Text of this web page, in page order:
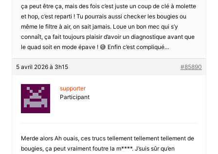
ça peut être ça, mais des fois c’est juste un coup de clé à molette
et hop, c’est reparti ! Tu pourrais aussi checker les bougies ou
même le filtre à air, on sait jamais. Loue un bon mec qui s’y
connaît, ça fait toujours plaisir d’avoir un diagnostique avant que
le quad soit en mode épave ! 😅 Enfin c’est compliqué…
5 avril 2026 à 3h15 #85890
supporter
Participant
Merde alors Ah ouais, ces trucs tellement tellement tellement de
bougies, ça peut vraiment foutre la m****. J’suis sûr qu’en